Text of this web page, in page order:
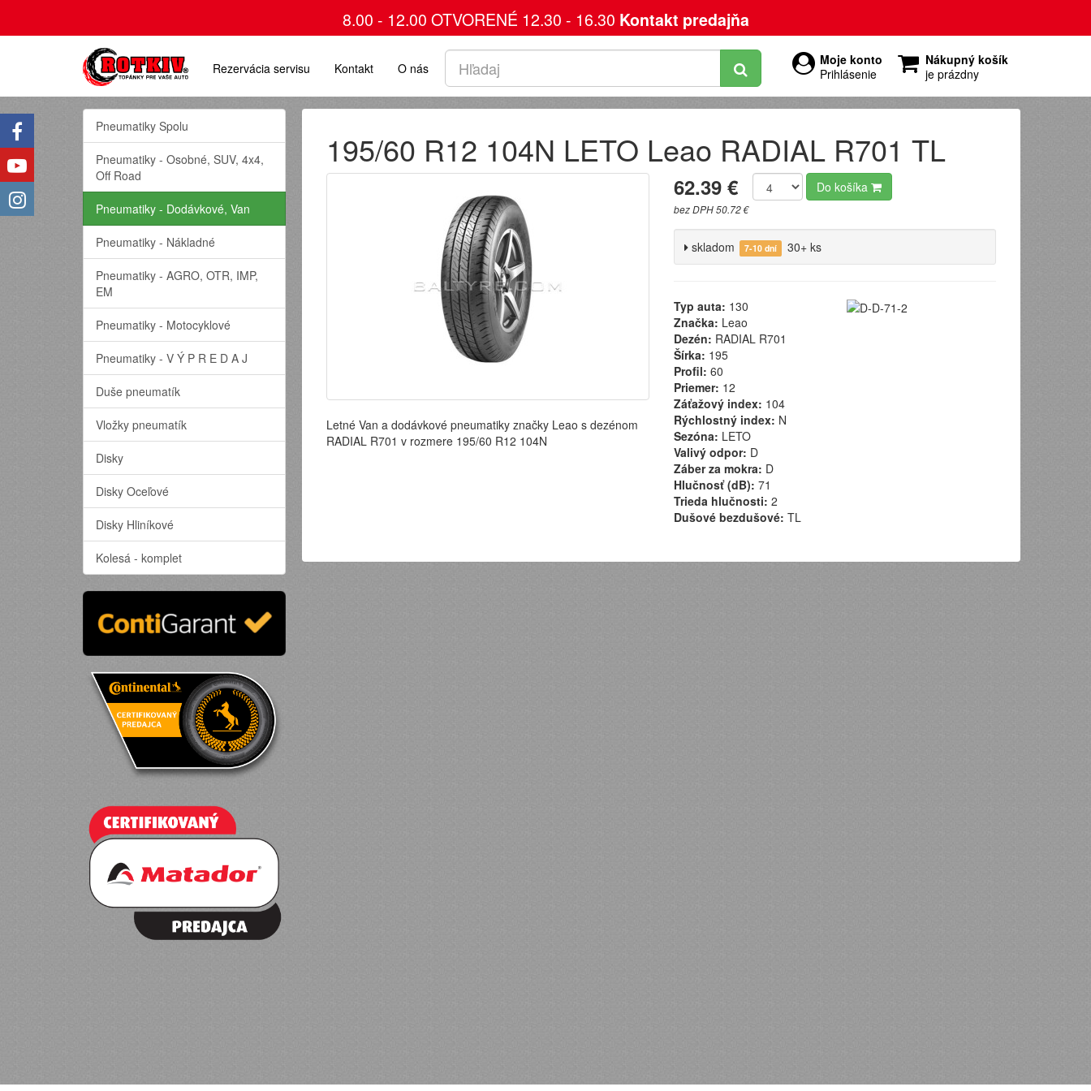
8.00 - 12.00 OTVORENÉ 12.30 - 16.30 Kontakt predajňa
Moje konto
Prihlásenie
Nákupný košík
je prázdny
Rezervácia servisu Kontakt O nás
195/60 R12 104N LETO Leao RADIAL R701 TL
Letné Van a dodávkové pneumatiky značky Leao s dezénom
RADIAL R701 v rozmere 195/60 R12 104N
62.39 €
bez DPH 50.72 €
Do košíka
skladom 7-10 dní 30+ ks
Typ auta: 130
Značka: Leao
Dezén: RADIAL R701
Šírka: 195
Profil: 60
Priemer: 12
Záťažový index: 104
Rýchlostný index: N
Sezóna: LETO
Valivý odpor: D
Záber za mokra: D
Hlučnosť (dB): 71
Trieda hlučnosti: 2
Dušové bezdušové: TL
Pneumatiky Spolu
Pneumatiky - Osobné, SUV, 4x4,
Off Road
Pneumatiky - Dodávkové, Van
Pneumatiky - Nákladné
Pneumatiky - AGRO, OTR, IMP,
EM
Pneumatiky - Motocyklové
Pneumatiky - V Ý P R E D A J
Duše pneumatík
Vložky pneumatík
Disky
Disky Oceľové
Disky Hliníkové
Kolesá - komplet